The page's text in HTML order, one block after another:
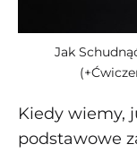
Jak
Kiedy wiemy,
podstawowe